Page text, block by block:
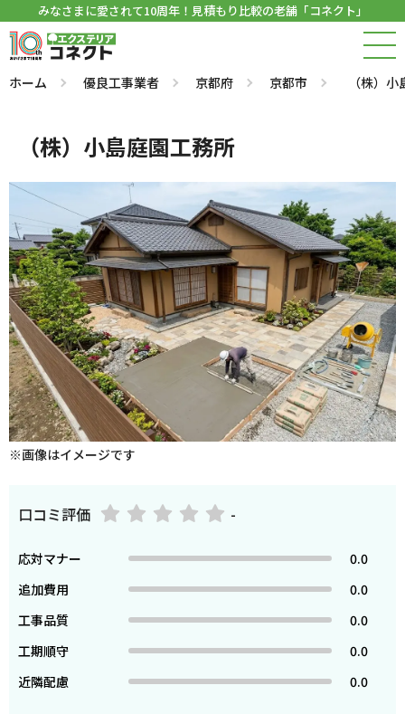
みなさまに愛されて10周年！見積もり比較の老舗「コネクト」
ホーム 優良工事業者 京都府 京都市 （株）
（株）小島庭園工務所
※画像はイメージです
口コミ評価 -
応対マナー
0.0
追加費用
0.0
工事品質
0.0
工期順守
0.0
近隣配慮
0.0